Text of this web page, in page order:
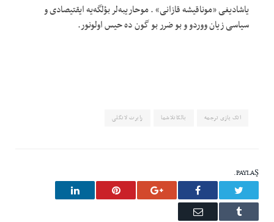
یاشادیغی «موناقیشه قازانی» . موحاریبه‌لر بؤلگه‌یه ایقتیصادی و
سیاسی زیان ووردو و بو ضرر بو گون ده حیس اولونور.
اتک یازی ترجمه بالکانلاشما رابرت لانگلی
PAYLAŞ.
Facebook
Google+
Pinterest
LinkedIn
Tumblr
Email